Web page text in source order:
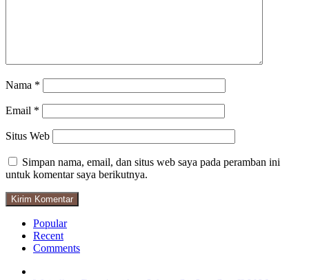
Nama *
Email *
Situs Web
Simpan nama, email, dan situs web saya pada peramban ini
untuk komentar saya berikutnya.
Popular
Recent
Comments